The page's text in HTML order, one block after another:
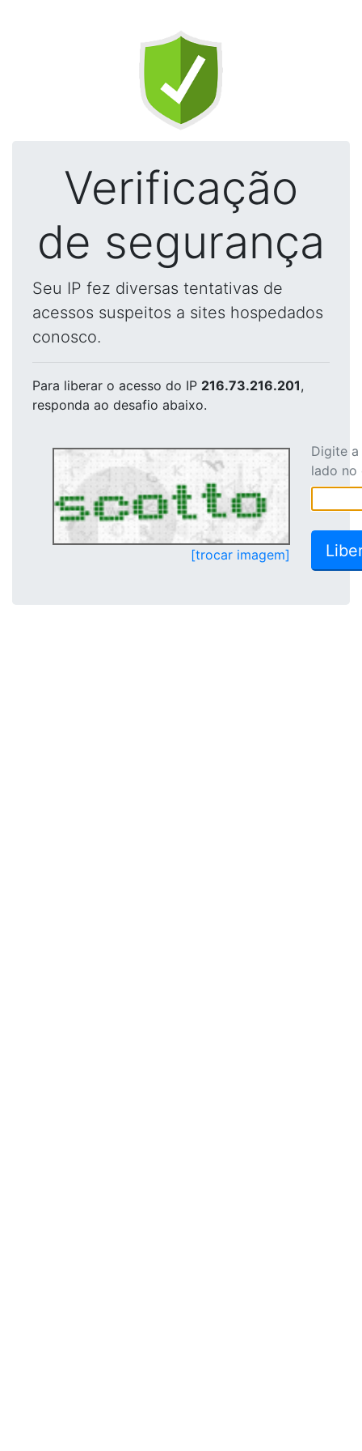
Verificação
de segurança
Seu IP fez diversas tentativas de
acessos suspeitos a sites hospedados
conosco.
Para liberar o acesso do IP 216.73.216.201,
responda ao desafio abaixo.
[trocar imagem]
Digite
lado no